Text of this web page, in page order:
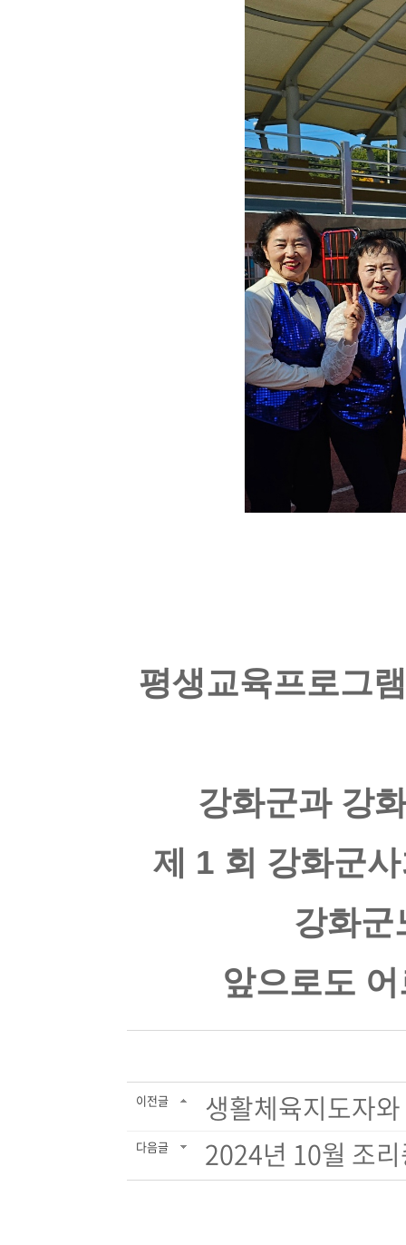
평생교육프로그
강화군과 강
제 1 회 강화군
강화
앞으로도
이전글 생활체육지도자
다음글 2024년 10월 조